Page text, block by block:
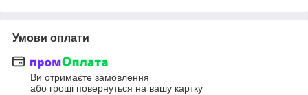
Умови оплати
Ви отримаєте замовлення
або гроші повернуться на вашу картку